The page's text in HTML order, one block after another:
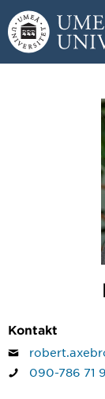
Hoppa direkt
Kontakt
090-786 71